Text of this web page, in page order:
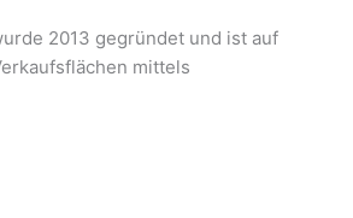
2013 gegründet und ist auf
mittels